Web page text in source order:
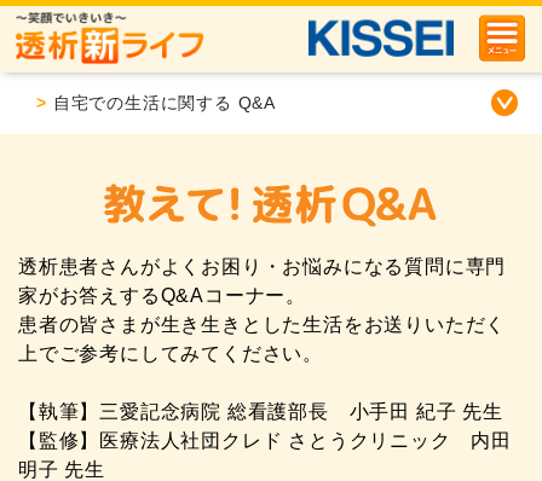
> 自宅での生活に関する Q&A
透析患者さんがよくお困り・お悩みになる質問に専門
家がお答えするQ&Aコーナー。
患者の皆さまが生き生きとした生活をお送りいただく
上でご参考にしてみてください。
【執筆】三愛記念病院 総看護部長 小手田 紀子 先生
【監修】医療法人社団クレド さとうクリニック 内田
明子 先生